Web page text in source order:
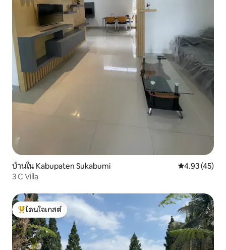
บ้านใน Kabupaten Sukabumi คะแนนเฉลี่ย
4.93 (45)
3 C Villa
โดนใจเกสต์ที่สุด
โดนใจเกสต์